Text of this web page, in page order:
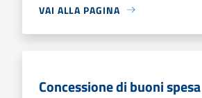
VAI ALLA PAGINA
Concessione di buoni spesa